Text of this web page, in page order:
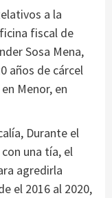
a la
fiscal de
Sosa Mena,
años de cárcel
Menor, en
Durante el
una tía, el
agredirla
el 2016 al 2020,